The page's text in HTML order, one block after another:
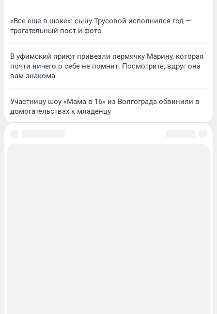
«Все еще в шоке»: сыну Трусовой исполнился год —
трогательный пост и фото
В уфимский приют привезли пермячку Марину, которая
почти ничего о себе не помнит. Посмотрите, вдруг она
вам знакома
Участницу шоу «Мама в 16» из Волгограда обвинили в
домогательствах к младенцу